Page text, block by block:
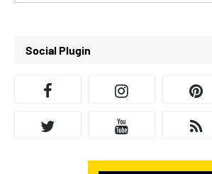
Social Plugin